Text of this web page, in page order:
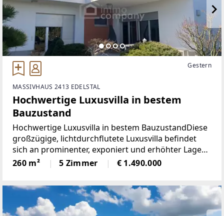
Gestern
MASSIVHAUS 2413 EDELSTAL
Hochwertige Luxusvilla in bestem
Bauzustand
Hochwertige Luxusvilla in bestem BauzustandDiese
großzügige, lichtdurchflutete Luxusvilla befindet
sich an prominenter, exponiert und erhöhter Lage
über Edelstal. Die absolute Ruhelage gewährleistet
ein Wohnerlebnis der besonderen Art. Ein Objekt
260 m² 5 Zimmer € 1.490.000